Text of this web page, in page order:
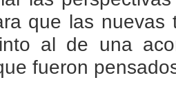
que las nuevas
al de una
fueron